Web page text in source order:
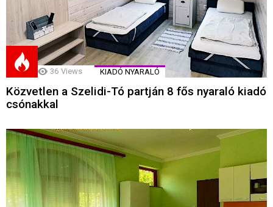
36 Views KIADÓ NYARALÓ
Közvetlen a Szelidi-Tó partján 8 fős nyaraló kiadó
csónakkal